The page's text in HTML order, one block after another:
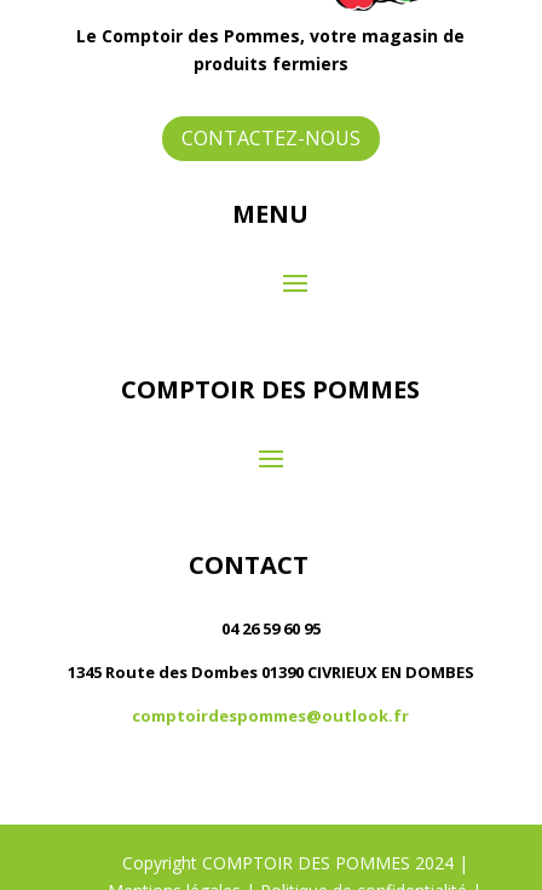
Le Comptoir des Pommes, votre magasin de
produits fermiers
CONTACTEZ-NOUS
MENU
COMPTOIR DES POMMES
CONTACT
04 26 59 60 95
1345 Route des Dombes 01390 CIVRIEUX EN DOMBES
comptoirdespommes@outlook.fr
Copyright COMPTOIR DES POMMES 2024 |